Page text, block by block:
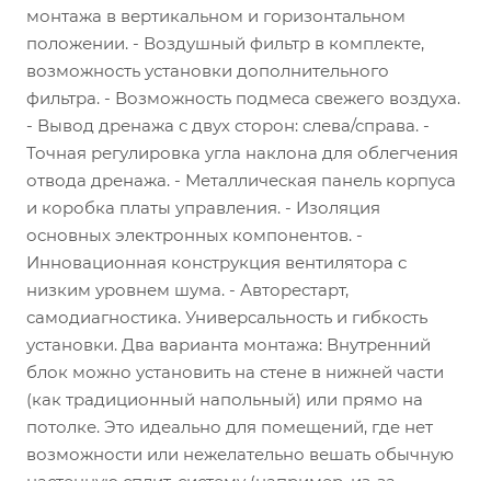
монтажа в вертикальном и горизонтальном
положении. - Воздушный фильтр в комплекте,
возможность установки дополнительного
фильтра. - Возможность подмеса свежего воздуха.
- Вывод дренажа с двух сторон: слева/справа. -
Точная регулировка угла наклона для облегчения
отвода дренажа. - Металлическая панель корпуса
и коробка платы управления. - Изоляция
основных электронных компонентов. -
Инновационная конструкция вентилятора с
низким уровнем шума. - Авторестарт,
самодиагностика. Универсальность и гибкость
установки. Два варианта монтажа: Внутренний
блок можно установить на стене в нижней части
(как традиционный напольный) или прямо на
потолке. Это идеально для помещений, где нет
возможности или нежелательно вешать обычную